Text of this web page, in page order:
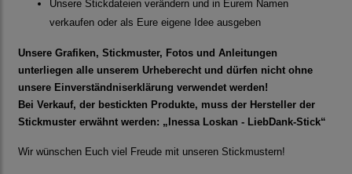
Unsere Stickdateien verändern und in Eurem Namen
verkaufen oder als Eure eigene Idee ausgeben
Unsere Grafiken, Stickmuster, Fotos und Anleitungen
unterliegen alle unserem Urheberecht und dürfen nicht ohne
unsere Einverständniserklärung verwendet werden!
Bei Verkauf, der bestickten Produkte, muss der Hersteller der
Stickmuster erwähnt werden: „Inessa Loskan - LiebDank-Stick“
Wir wünschen Euch viel Freude mit unseren Stickmustern!